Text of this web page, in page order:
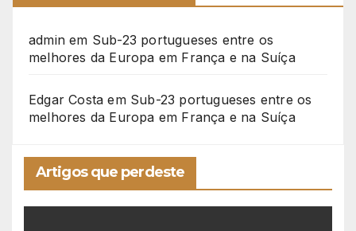
admin em Sub-23 portugueses entre os
melhores da Europa em França e na Suíça
Edgar Costa em Sub-23 portugueses entre os
melhores da Europa em França e na Suíça
Artigos que perdeste